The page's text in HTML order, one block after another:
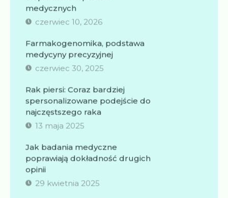
medycznych
czerwiec 10, 2026
Farmakogenomika, podstawa
medycyny precyzyjnej
czerwiec 30, 2025
Rak piersi: Coraz bardziej
spersonalizowane podejście do
najczęstszego raka
13 maja 2025
Jak badania medyczne
poprawiają dokładność drugich
opinii
29 kwietnia 2025